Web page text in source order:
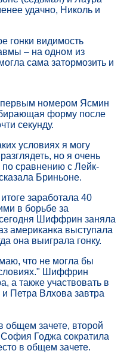
удачно, Николь и
гонки видимость
– на одном из
сама затормозить и
первым номером Ясмин
форму после
секунду.
условиях я могу
но я очень
сравнению с Лейк-
Бриньоне.
заработала 40
в борьбе за
Шиффрин заняла
американка выступала
она выиграла гонку.
что не могла бы
Шиффрин
а также участвовать в
Петра Влхова завтра
зачете, второй
Годжа сократила
в общем зачете.